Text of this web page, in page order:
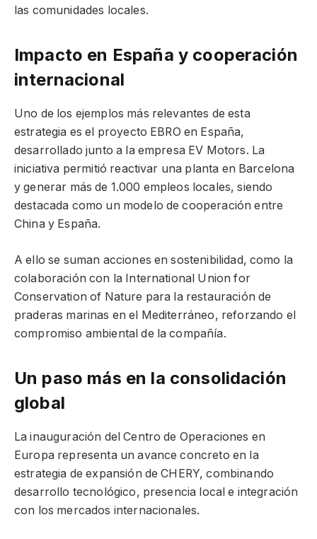
las comunidades locales.
Impacto en España y cooperación
internacional
Uno de los ejemplos más relevantes de esta
estrategia es el proyecto EBRO en España,
desarrollado junto a la empresa EV Motors. La
iniciativa permitió reactivar una planta en Barcelona
y generar más de 1.000 empleos locales, siendo
destacada como un modelo de cooperación entre
China y España.
A ello se suman acciones en sostenibilidad, como la
colaboración con la International Union for
Conservation of Nature para la restauración de
praderas marinas en el Mediterráneo, reforzando el
compromiso ambiental de la compañía.
Un paso más en la consolidación
global
La inauguración del Centro de Operaciones en
Europa representa un avance concreto en la
estrategia de expansión de CHERY, combinando
desarrollo tecnológico, presencia local e integración
con los mercados internacionales.